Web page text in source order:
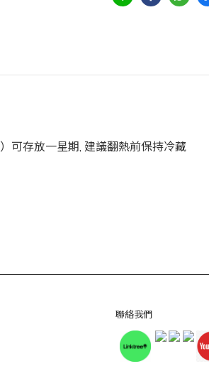
）可存放一星期, 建議翻熱前保持冷藏
聯絡我們